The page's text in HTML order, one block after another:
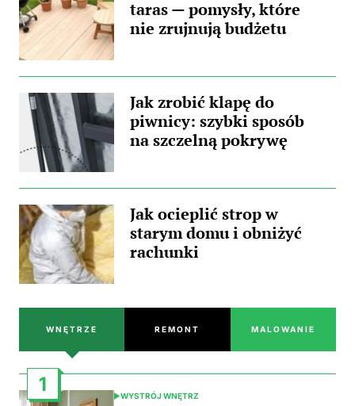
taras — pomysły, które
nie zrujnują budżetu
Jak zrobić klapę do
piwnicy: szybki sposób
na szczelną pokrywę
Jak ocieplić strop w
starym domu i obniżyć
rachunki
WNĘTRZE REMONT MALOWANIE
1
POSTED
WYSTRÓJ WNĘTRZ